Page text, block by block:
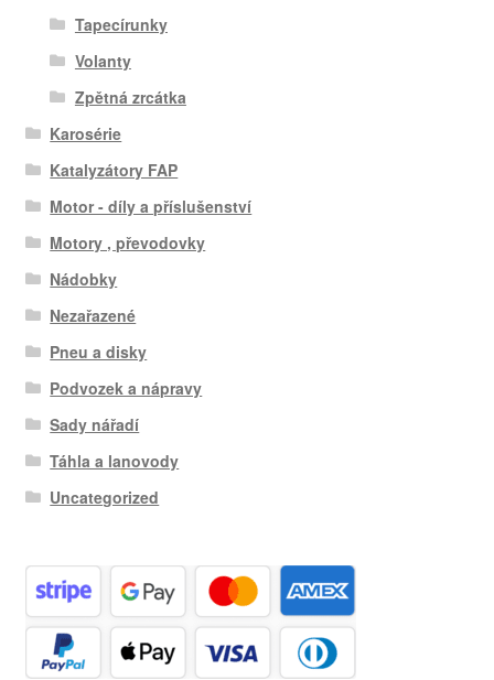
Tapecírunky
Volanty
Zpětná zrcátka
Karosérie
Katalyzátory FAP
Motor - díly a příslušenství
Motory , převodovky
Nádobky
Nezařazené
Pneu a disky
Podvozek a nápravy
Sady nářadí
Táhla a lanovody
Uncategorized